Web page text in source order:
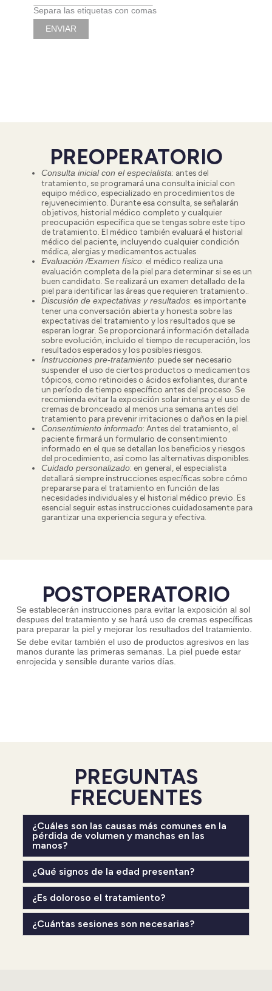
Separa las etiquetas con comas
PREOPERATORIO
Consulta inicial con el especialista: antes del
tratamiento, se programará una consulta inicial con
equipo médico, especializado en procedimientos de
rejuvenecimiento. Durante esa consulta, se señalarán
objetivos, historial médico completo y cualquier
preocupación específica que se tengas sobre este tipo
de tratamiento. El médico también evaluará el historial
médico del paciente, incluyendo cualquier condición
médica, alergias y medicamentos actuales
Evaluación /Examen físico: el médico realiza una
evaluación completa de la piel para determinar si se es un
buen candidato. Se realizará un examen detallado de la
piel para identificar las áreas que requieren tratamiento..
Discusión de expectativas y resultados: es importante
tener una conversación abierta y honesta sobre las
expectativas del tratamiento y los resultados que se
esperan lograr. Se proporcionará información detallada
sobre evolución, incluido el tiempo de recuperación, los
resultados esperados y los posibles riesgos.
Instrucciones pre-tratamiento: puede ser necesario
suspender el uso de ciertos productos o medicamentos
tópicos, como retinoides o ácidos exfoliantes, durante
un período de tiempo específico antes del proceso. Se
recomienda evitar la exposición solar intensa y el uso de
cremas de bronceado al menos una semana antes del
tratamiento para prevenir irritaciones o daños en la piel.
Consentimiento informado: Antes del tratamiento, el
paciente firmará unformulario de consentimiento
informado en el que se detallan los beneficios y riesgos
del procedimiento, así como las alternativas disponibles.
Cuidado personalizado: en general, el especialista
detallará siempre instrucciones específicas sobre cómo
prepararse para el tratamiento en función de las
necesidades individuales y el historial médico previo. Es
esencial seguir estas instrucciones cuidadosamente para
garantizar una experiencia segura y efectiva.
POSTOPERATORIO
Se establecerán instrucciones para evitar la exposición al sol
despues del tratamiento y se hará uso de cremas específicas
para preparar la piel y mejorar los resultados del tratamiento.
Se debe evitar también el uso de productos agresivos en las
manos durante las primeras semanas. La piel puede estar
enrojecida y sensible durante varios días.
PREGUNTAS
FRECUENTES
¿Cuáles son las causas más comunes en la
pérdida de volumen y manchas en las
manos?
¿Qué signos de la edad presentan?
¿Es doloroso el tratamiento?
¿Cuántas sesiones son necesarias?